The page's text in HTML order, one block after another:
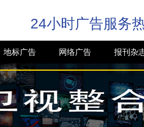
24小时广告服务
地标广告 网络广告 报刊杂